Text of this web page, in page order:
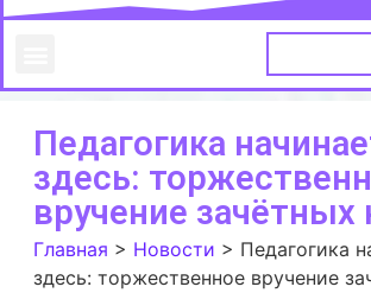
Педагогика
здесь:
вручение
Главная > Новости > Педагогика
здесь: торжественное вручение